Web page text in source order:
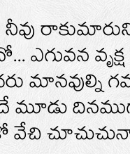
రాకుమారుని
ఎగువన
మానవుల్ని
మూడు